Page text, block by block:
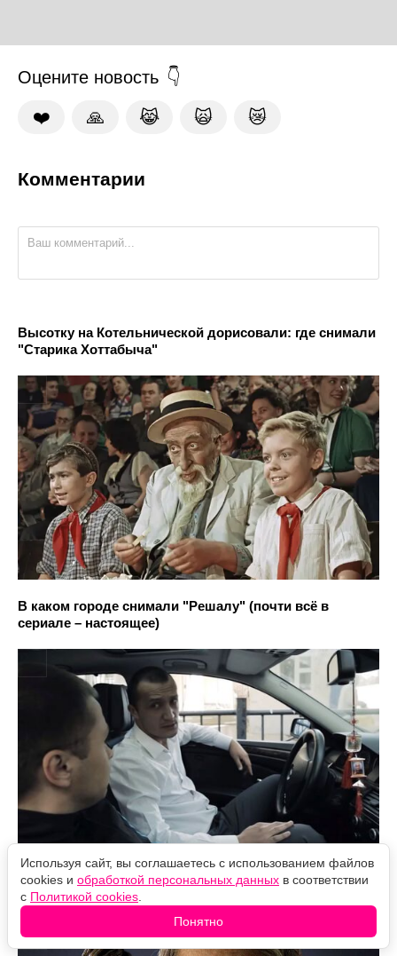
Оцените новость
❤️ 🙏 😹 🙀 😿
Комментарии
Высотку на Котельнической дорисовали: где снимали
"Старика Хоттабыча"
В каком городе снимали "Решалу" (почти всё в
сериале – настоящее)
Кто сильнее — Гэндальф или Саурон (спойлер: они
одного вида)
Используя сайт, вы соглашаетесь с использованием файлов
cookies и обработкой персональных данных в соответствии
с Политикой cookies
Понятно